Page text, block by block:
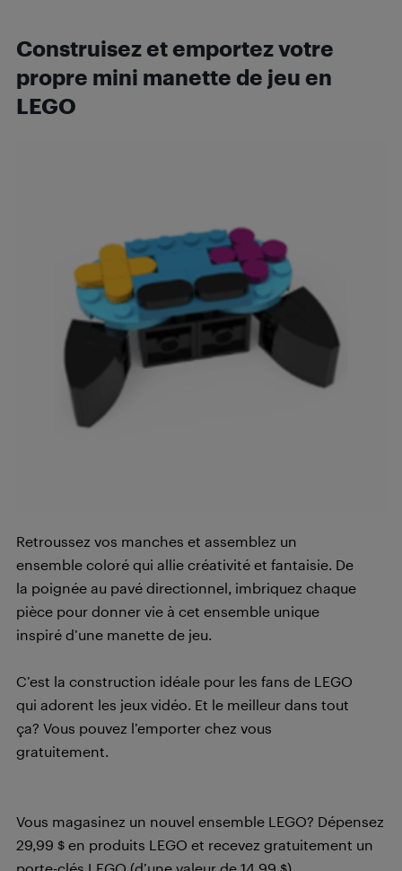
Construisez et emportez votre
propre mini manette de jeu en
LEGO
Retroussez vos manches et assemblez un
ensemble coloré qui allie créativité et fantaisie. De
la poignée au pavé directionnel, imbriquez chaque
pièce pour donner vie à cet ensemble unique
inspiré d’une manette de jeu.
C’est la construction idéale pour les fans de LEGO
qui adorent les jeux vidéo. Et le meilleur dans tout
ça? Vous pouvez l’emporter chez vous
gratuitement.
Vous magasinez un nouvel ensemble LEGO? Dépensez
29,99 $ en produits LEGO et recevez gratuitement un